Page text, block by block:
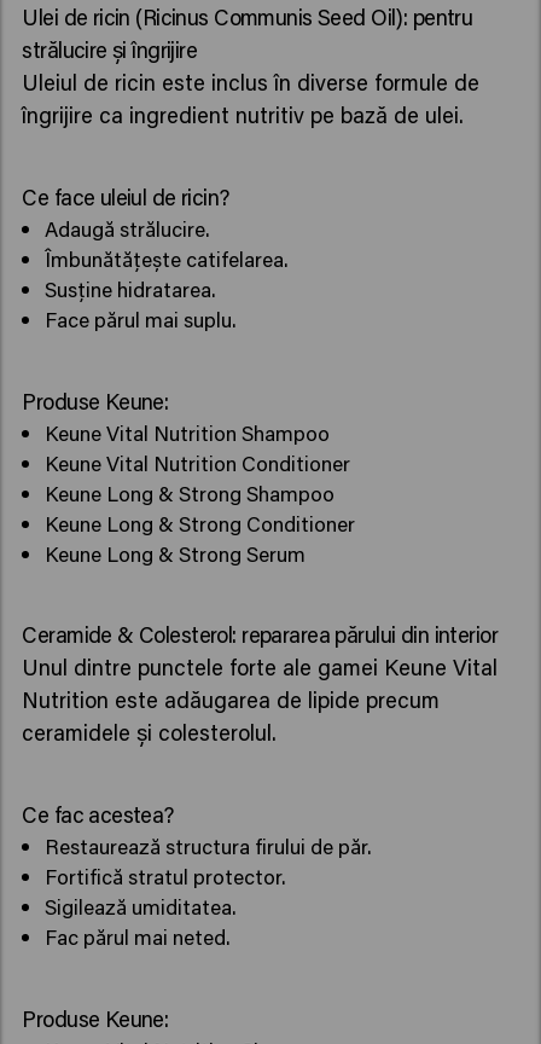
Ulei de ricin (Ricinus Communis Seed Oil): pentru
strălucire și îngrijire
Uleiul de ricin este inclus în diverse formule de
îngrijire ca ingredient nutritiv pe bază de ulei.
Ce face uleiul de ricin?
Adaugă strălucire.
Îmbunătățește catifelarea.
Susține hidratarea.
Face părul mai suplu.
Produse Keune:
Keune Vital Nutrition Shampoo
Keune Vital Nutrition Conditioner
Keune Long & Strong Shampoo
Keune Long & Strong Conditioner
Keune Long & Strong Serum
Ceramide & Colesterol: repararea părului din interior
Unul dintre punctele forte ale gamei Keune Vital
Nutrition este adăugarea de lipide precum
ceramidele și colesterolul.
Ce fac acestea?
Restaurează structura firului de păr.
Fortifică stratul protector.
Sigilează umiditatea.
Fac părul mai neted.
Produse Keune: